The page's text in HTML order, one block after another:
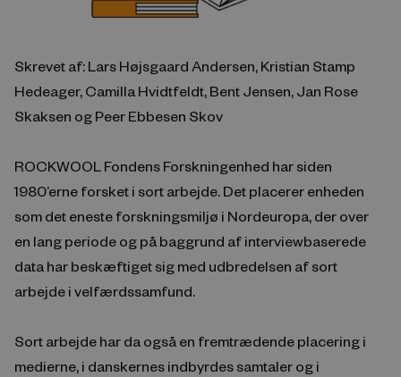
Skrevet af: Lars Højsgaard Andersen, Kristian Stamp
Hedeager, Camilla Hvidtfeldt, Bent Jensen, Jan Rose
Skaksen og Peer Ebbesen Skov
ROCKWOOL Fondens Forskningenhed har siden
1980’erne forsket i sort arbejde. Det placerer enheden
som det eneste forskningsmiljø i Nordeuropa, der over
en lang periode og på baggrund af interviewbaserede
data har beskæftiget sig med udbredelsen af sort
arbejde i velfærdssamfund.
Sort arbejde har da også en fremtrædende placering i
medierne, i danskernes indbyrdes samtaler og i